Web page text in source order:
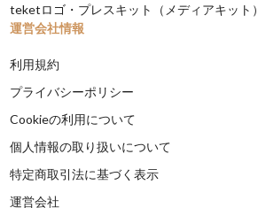
teketロゴ・プレスキット（メディアキット）
運営会社情報
利用規約
プライバシーポリシー
Cookieの利用について
個人情報の取り扱いについて
特定商取引法に基づく表示
運営会社